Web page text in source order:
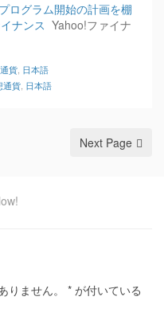
ログラム開始の計画を棚
ナンス Yahoo!ファイナ
貨 日本語
通貨 日本語
Next Page
ません。 * が付いている